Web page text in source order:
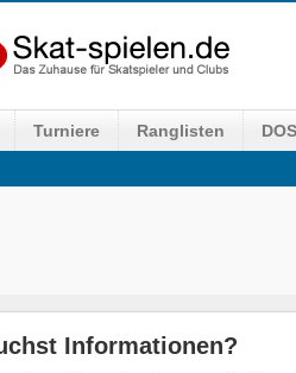
Turniere Ranglisten
Informationen?